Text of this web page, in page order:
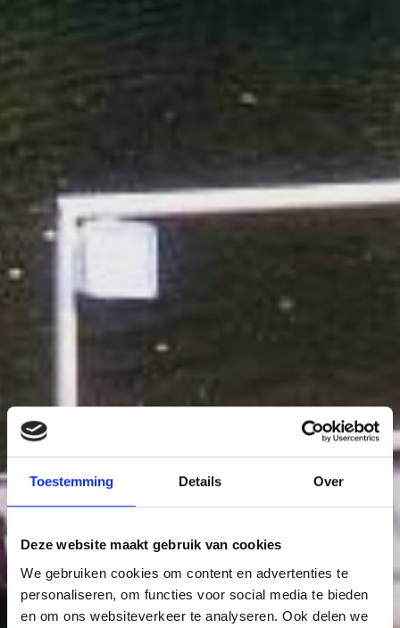
Toestemming Details Over
Deze website maakt gebruik van cookies
We gebruiken cookies om content en advertenties te
personaliseren, om functies voor social media te bieden
en om ons websiteverkeer te analyseren. Ook delen we